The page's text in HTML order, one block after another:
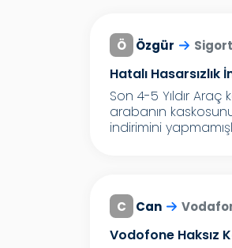
Ö Özgür
Hatalı Hasarsızlık
Son 4-5 Yıldır
arabanın
indirimini
C Can
Vodofone Haksız